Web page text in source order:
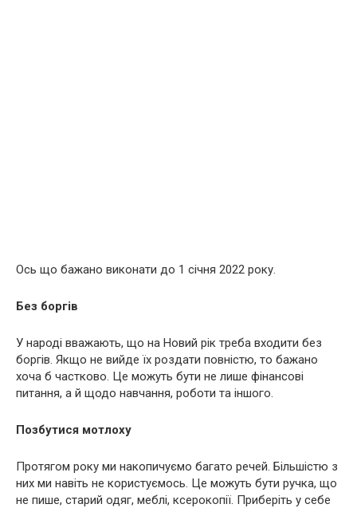
Ось що бажано виконати до 1 січня 2022 року.
Без боргів
У народі вважають, що на Новий рік треба входити без
боргів. Якщо не вийде їх роздати повністю, то бажано
хоча б частково. Це можуть бути не лише фінансові
питання, а й щодо навчання, роботи та іншого.
Позбутися мотлоху
Протягом року ми накопичуємо багато речей. Більшістю з
них ми навіть не користуємось. Це можуть бути ручка, що
не пише, старий одяг, меблі, ксерокопії. Приберіть у себе